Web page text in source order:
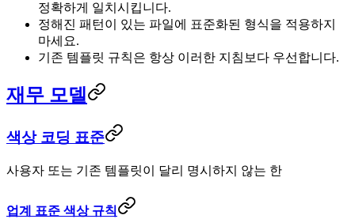
정확하게 일치시킵니다.
정해진 패턴이 있는 파일에 표준화된 형식을 적용하지
마세요.
기존 템플릿 규칙은 항상 이러한 지침보다 우선합니다.
재무 모델
색상 코딩 표준
사용자 또는 기존 템플릿이 달리 명시하지 않는 한
업계 표준 색상 규칙